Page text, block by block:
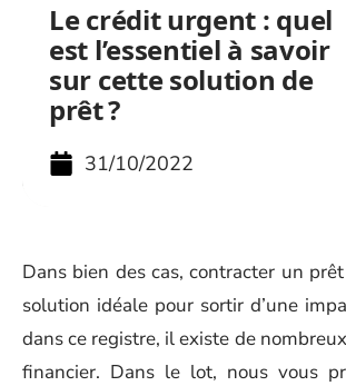
Le crédit urgent : quel
est l’essentiel à savoir
sur cette solution de
prêt ?
31/10/2022
Dans bien des cas, contracter un
solution idéale pour sortir d’une
dans ce registre, il existe de
financier. Dans le lot, nous vous